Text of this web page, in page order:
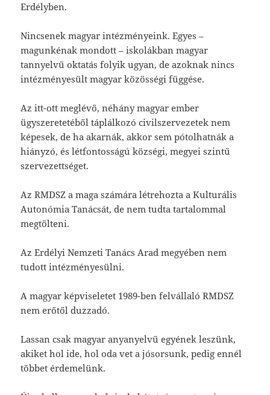
Erdélyben.
Nincsenek magyar intézményeink. Egyes –
magunkénak mondott – iskolákban magyar
tannyelvű oktatás folyik ugyan, de azoknak nincs
intézményesült magyar közösségi függése.
Az itt-ott meglévő, néhány magyar ember
ügyszeretetéből táplálkozó civilszervezetek nem
képesek, de ha akarnák, akkor sem pótolhatnák a
hiányzó, és létfontosságú községi, megyei szintű
szervezettséget.
Az RMDSZ a maga számára létrehozta a Kulturális
Autonómia Tanácsát, de nem tudta tartalommal
megtölteni.
Az Erdélyi Nemzeti Tanács Arad megyében nem
tudott intézményesülni.
A magyar képviseletet 1989-ben felvállaló RMDSZ
nem erőtől duzzadó.
Lassan csak magyar anyanyelvű egyének leszünk,
akiket hol ide, hol oda vet a jósorsunk, pedig ennél
többet érdemelünk.